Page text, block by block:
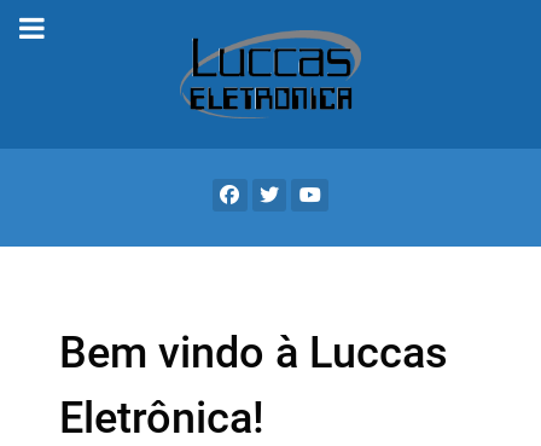
Bem vindo à Luccas
Eletrônica!